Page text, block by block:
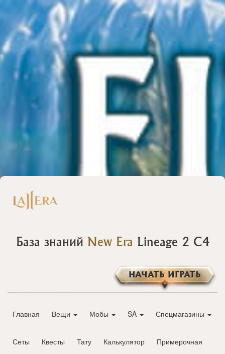
База знаний New Era Lineage 2 C4
НАЧАТЬ ИГРАТЬ
Главная Вещи Мобы SA Спецмагазины
Сеты Квесты Тату Калькулятор Примерочная